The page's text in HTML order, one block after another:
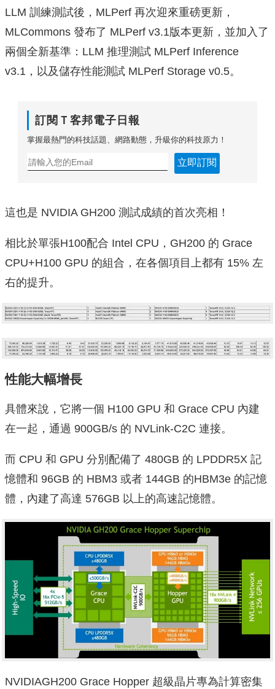
LLM 訓練測試後，MLPerf 再次迎來重磅更新，
MLCommons 發布了 MLPerf v3.1版本更新，並加入了
兩個全新基準：LLM 推理測試 MLPerf Inference
v3.1，以及儲存性能測試 MLPerf Storage v0.5。
訂閱Ｔ客邦電子日報
掌握最熱門的科技話題、網路動態，升級你的科技原力！
立即訂閱
這也是 NVIDIA GH200 測試成績的首次亮相！
相比於單張H100配合 Intel CPU，GH200 的 Grace
CPU+H100 GPU 的組合，在各個項目上都有 15% 左
右的提升。
性能大幅增長
具體來說，它將一個 H100 GPU 和 Grace CPU 內建
在一起，通過 900GB/s 的 NVLink-C2C 連接。
而 CPU 和 GPU 分別配備了 480GB 的 LPDDR5X 記
憶體和 96GB 的 HBM3 或者 144GB 的HBM3e 的記憶
體，內建了高達 576GB 以上的高速記憶體。
NVIDIAGH200 Grace Hopper 超級晶片專為計算密集